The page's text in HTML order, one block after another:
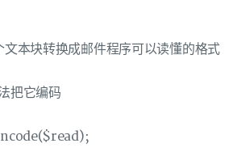
本块转换成邮件程序可以读懂的格式
把它编码